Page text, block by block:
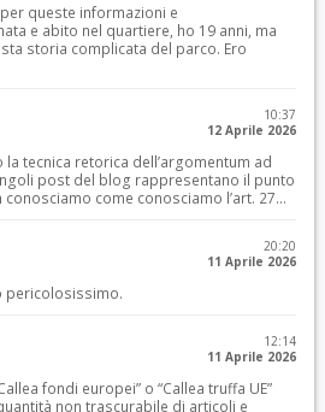
queste informazioni e
e abito nel quartiere, ho 19 anni, ma
storia complicata del parco. Ero
10:37
12 Aprile 2026
tecnica retorica dell’argomentum ad
post del blog rappresentano il punto
conosciamo come conosciamo l’art. 27...
20:20
11 Aprile 2026
pericolosissimo.
12:14
11 Aprile 2026
fondi europei” o “Callea truffa UE”
non trascurabile di articoli e